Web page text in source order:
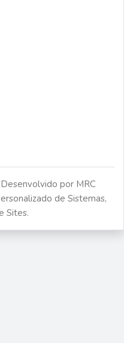
por MRC
de Sistemas,
Sites.